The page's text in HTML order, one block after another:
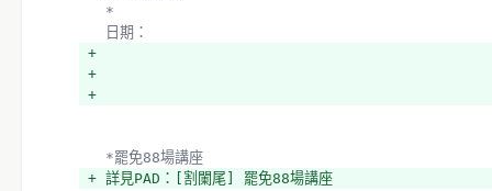
  *
  日期：
+
+
+
  *罷免88場講座
+ 詳見PAD：[割闌尾] 罷免88場講座